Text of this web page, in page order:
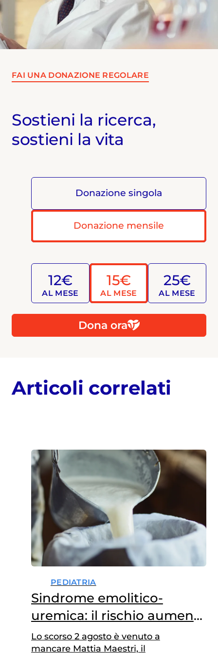
FAI UNA DONAZIONE REGOLARE
Sostieni la ricerca,
sostieni la vita
Donazione singola
Donazione mensile
12€
AL MESE
15€
AL MESE
25€
AL MESE
Dona ora
Articoli correlati
PEDIATRIA
Sindrome emolitico-
uremica: il rischio aumenta
in estate
Lo scorso 2 agosto è venuto a
mancare Mattia Maestri, il